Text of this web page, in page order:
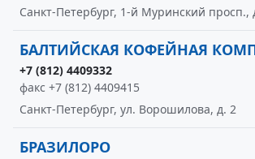
Санкт-Петербург, 1-й Муринский просп.,
БАЛТИЙСКАЯ КОФЕЙНАЯ
+7 (812) 4409332
факс +7 (812) 4409415
Санкт-Петербург, ул. Ворошилова, д. 2
БРАЗИЛОРО